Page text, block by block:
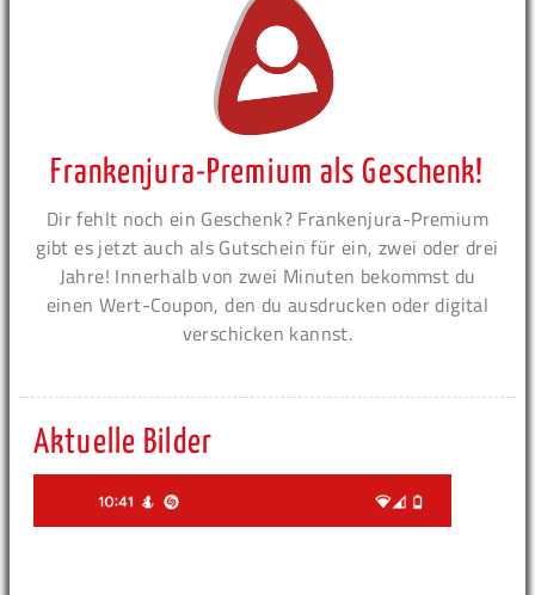
Frankenjura-Premium als Geschenk!
Dir fehlt noch ein Geschenk? Frankenjura-Premium
gibt es jetzt auch als Gutschein für ein, zwei oder drei
Jahre! Innerhalb von zwei Minuten bekommst du
einen Wert-Coupon, den du ausdrucken oder digital
verschicken kannst.
Aktuelle Bilder